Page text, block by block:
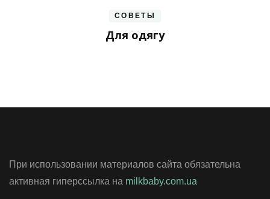
СОВЕТЫ
Для одягу
При использовании материалов сайта обязательна
активная гиперссылка на milkbaby.com.ua